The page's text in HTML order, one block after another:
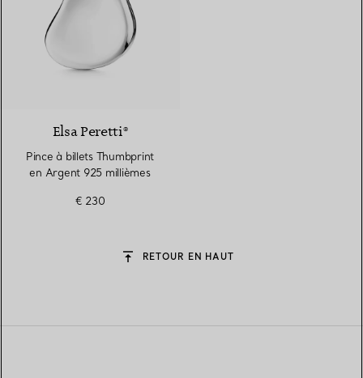
Elsa Peretti®
Pince à billets Thumbprint
en Argent 925 millièmes
€ 230
RETOUR EN HAUT